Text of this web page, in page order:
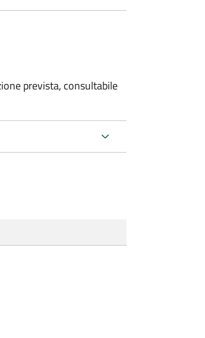
prevista, consultabile